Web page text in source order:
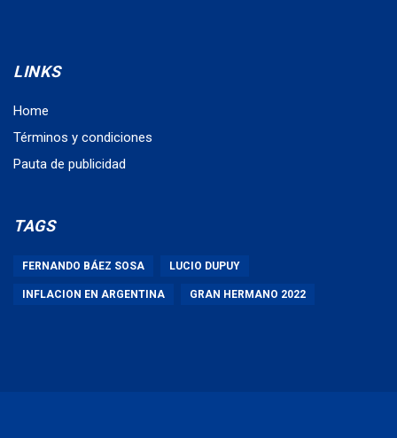
LINKS
Home
Términos y condiciones
Pauta de publicidad
TAGS
FERNANDO BÁEZ SOSA LUCIO DUPUY
INFLACION EN ARGENTINA GRAN HERMANO 2022